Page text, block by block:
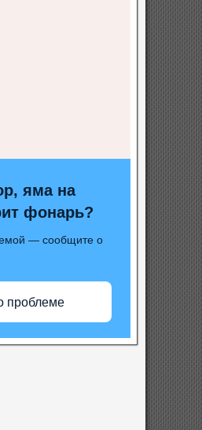
яма на
фонарь?
— сообщите о
проблеме